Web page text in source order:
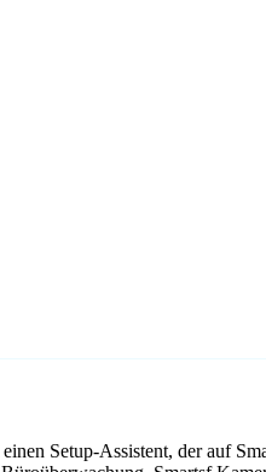
Setup-Assistent, der auf